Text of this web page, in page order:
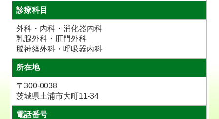
診療科目
外科・内科・消化器内科
乳腺外科・肛門外科
脳神経外科・呼吸器内科
所在地
〒300-0038
茨城県土浦市大町11-34
電話番号